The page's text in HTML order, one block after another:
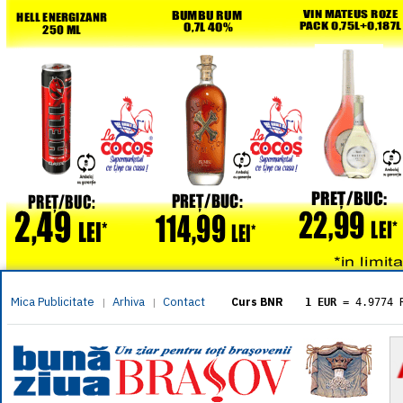
Mica Publicitate | Arhiva | Contact Curs BNR 1 EUR = 4.9774
= 5.8304
1 XAU= 464.4611
1 AED= 1.1933
1 AUD= 2.7957
1 BGN= 2.5449